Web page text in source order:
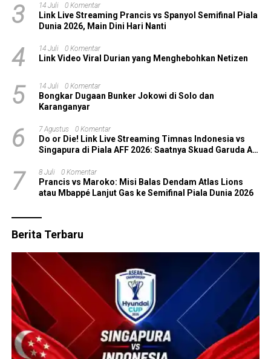
3 14 Juli 0 Komentar
Link Live Streaming Prancis vs Spanyol Semifinal Piala
Dunia 2026, Main Dini Hari Nanti
4 14 Juli 0 Komentar
Link Video Viral Durian yang Menghebohkan Netizen
5 14 Juli 0 Komentar
Bongkar Dugaan Bunker Jokowi di Solo dan
Karanganyar
6 7 Agustus 0 Komentar
Do or Die! Link Live Streaming Timnas Indonesia vs
Singapura di Piala AFF 2026: Saatnya Skuad Garuda All
7 8 Juli 0 Komentar
Prancis vs Maroko: Misi Balas Dendam Atlas Lions
atau Mbappé Lanjut Gas ke Semifinal Piala Dunia 2026
Berita Terbaru